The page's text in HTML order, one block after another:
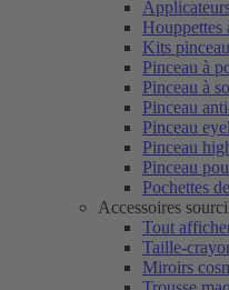
Houppettes
Kits
Pinceau à
Pinceau à
Pinceau
Pinceau
Pinceau
Pinceau
Pochettes
Accessoires
Tout
Taille-
Miroirs